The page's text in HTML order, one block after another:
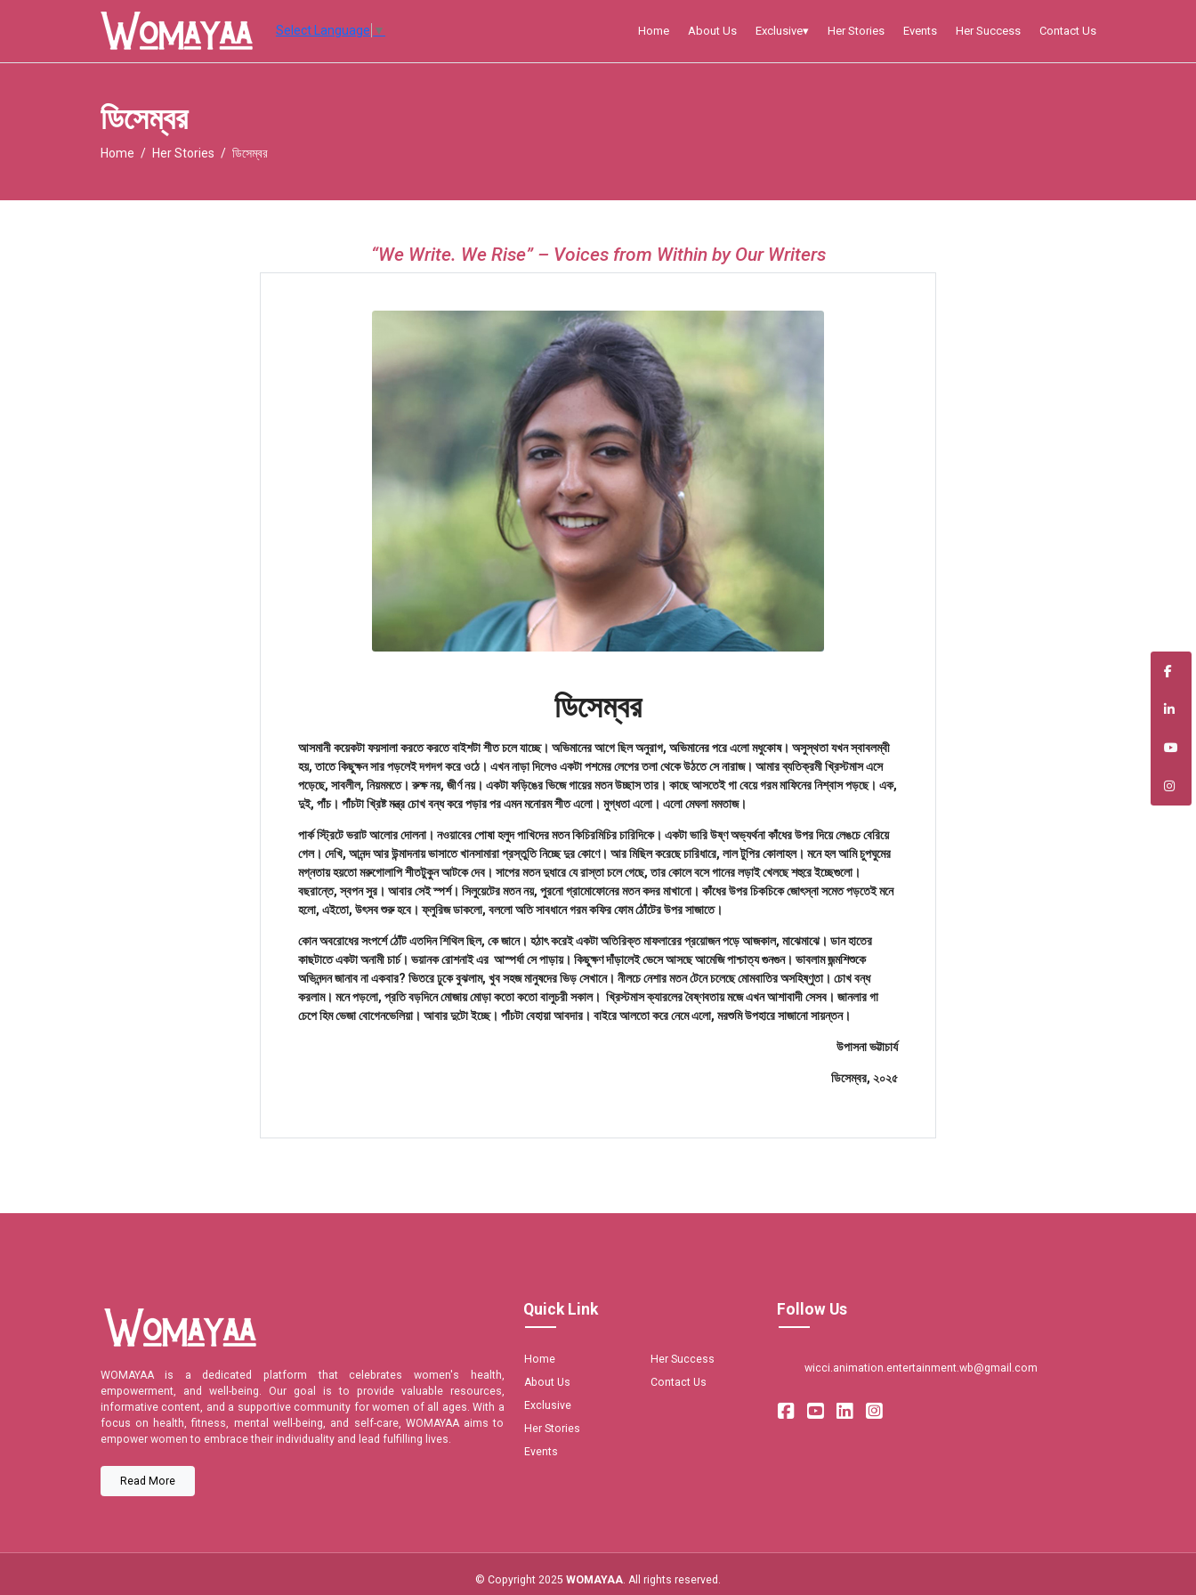
Select Language ▼ Home About Us Exclusive▾ Her Stories Events Her Success Contact Us
ডিসেম্বর
Home Her Stories ডিসেম্বর
“We Write. We Rise” – Voices from Within by Our Writers
ডিসেম্বর
আসমানী কয়েকটা ফয়সালা করতে করতে বাইশটা শীত চলে যাচ্ছে। অভিমানের আগে ছিল অনুরাগ, অভিমানের পরে এলো মধুকোষ। অসুস্থতা যখন স্বাবলম্বী
হয়, তাতে কিছুক্ষন সার পড়লেই দগদগ করে ওঠে। এখন নাড়া দিলেও একটা পশমের লেপের তলা থেকে উঠতে সে নারাজ। আমার ব্যতিক্রমী খ্রিস্টমাস এসে
পড়েছে, সাবলীল, নিয়মমতে। রুক্ষ নয়, জীর্ণ নয়। একটা ফড়িঙের ভিজে গায়ের মতন উচ্ছাস তার। কাছে আসতেই গা বেয়ে গরম মাফিনের নিশ্বাস পড়ছে। এক,
দুই, পাঁচ। পাঁচটা খ্রিষ্ট মন্ত্র চোখ বন্ধ করে পড়ার পর এমন মনোরম শীত এলো। মুগ্ধতা এলো। এলো মেঘলা মমতাজ।
পার্ক স্ট্রিটে ভরাট আলোর দোলনা। নওয়াবের পোষা হলুদ পাখিদের মতন কিচিরমিচির চারিদিকে। একটা ভারি উষ্ণ অভ্যর্থনা কাঁধের উপর দিয়ে লেঙচে বেরিয়ে
গেল। দেখি, আনন্দ আর উন্মাদনায় ভাসাতে খানসামারা প্রস্তুতি নিচ্ছে দুর কোণে। আর মিছিল করেছে চারিধারে, লাল টুপির কোলাহল। মনে হল আমি চুপঘুমের
মগ্নতায় হয়তো মরুগোলাপি শীতটুকুন আটকে দেব। সাপের মতন দুধারে যে রাস্তা চলে গেছে, তার কোলে বসে গানের লড়াই খেলছে শহুরে ইচ্ছেগুলো।
বছরান্তে, স্বপন সুর। আবার সেই স্পর্শ। সিলুয়েটের মতন নয়, পুরনো গ্রামোফোনের মতন কদর মাখানো। কাঁধের উপর চিকচিকে জোৎস্না সমেত পড়তেই মনে
হলো, এইতো, উৎসব শুরু হবে। ফ্লুরিজ ডাকলো, বললো অতি সাবধানে গরম কফির ফোম ঠোঁটের উপর সাজাতে।
কোন অবরোধের সংপর্শে ঠোঁট এতদিন শিথিল ছিল, কে জানে। হঠাৎ করেই একটা অতিরিক্ত মাফলারের প্রয়োজন পড়ে আজকাল, মাঝেমাঝে। ডান হাতের
কাছটাতে একটা অনামী চার্চ। ভয়ানক রোশনাই এর আস্পর্ধা সে পাড়ায়। কিছুক্ষণ দাঁড়ালেই ভেসে আসছে আমেজি পাশ্চাত্য গুনগুন। ভাবলাম জন্মশিশুকে
অভিনন্দন জানাব না একবার? ভিতরে ঢুকে বুঝলাম, খুব সহজ মানুষদের ভিড় সেখানে। নীলচে নেশার মতন টেনে চলেছে মোমবাতির অসহিষ্ণুতা। চোখ বন্ধ
করলাম। মনে পড়লো, প্রতি বড়দিনে মোজায় মোড়া কতো কতো বালুচরী সকাল। খ্রিস্টমাস ক্যারলের বৈষ্ণবতায় মজে এখন আশাবাদী সেসব। জানলার গা
চেপে হিম ভেজা বোগেনভেলিয়া। আবার দুটো ইচ্ছে। পাঁচটা বেহায়া আবদার। বাইরে আলতো করে নেমে এলো, মরশুমি উপহারে সাজানো সায়ন্তন।
উপাসনা ভট্টাচার্য
ডিসেম্বর, ২০২৫
WOMAYAA is a dedicated platform that celebrates women's health,
empowerment, and well-being. Our goal is to provide valuable resources,
informative content, and a supportive community for women of all ages. With a
focus on health, fitness, mental well-being, and self-care, WOMAYAA aims to
empower women to embrace their individuality and lead fulfilling lives.
Read More
Quick Link
Home
About Us
Exclusive
Her Stories
Events
Her Success
Contact Us
Follow Us
wicci.animation.entertainment.wb@gmail.com
© Copyright 2025 WOMAYAA . All rights reserved.